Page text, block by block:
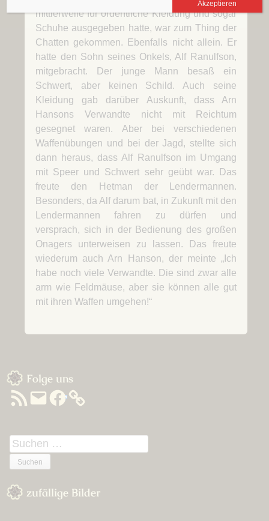
mittlerweile für ordentliche Kleidung und sogar
Schuhe ausgegeben hatte, war zum Thing der
Chatten gekommen. Ebenfalls nicht allein. Er
hatte den Sohn seines Onkels, Alf Ranulfson,
mitgebracht. Der junge Mann besaß ein
Schwert, aber keinen Schild. Auch seine
Kleidung gab darüber Auskunft, dass Arn
Hansons Verwandte nicht mit Reichtum
gesegnet waren. Aber bei verschiedenen
Waffenübungen und bei der Jagd, stellte sich
dann heraus, dass Alf Ranulfson im Umgang
mit Speer und Schwert sehr geübt war. Das
freute den Hetman der Lendermannen.
Besonders, da Alf darum bat, in Zukunft mit den
Lendermannen fahren zu dürfen und
versprach, sich in der Bedienung des großen
Onagers unterweisen zu lassen. Das freute
wiederum auch Arn Hanson, der meinte „Ich
habe noch viele Verwandte. Die sind zwar alle
arm wie Feldmäuse, aber sie können alle gut
mit ihren Waffen umgehen!“
Sidebar
Folge uns
RSS-
Feed
E-
Mail
Facebook
Suchen
nach:
zufällige Bilder
Akzeptieren